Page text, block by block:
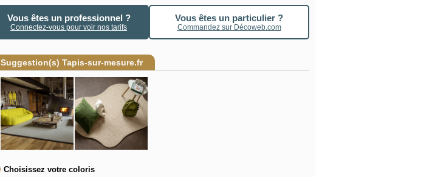
Vous êtes un professionnel ?
Connectez-vous pour voir nos tarifs
Vous êtes un particulier ?
Commandez sur Décoweb.com
Suggestion(s) Tapis-sur-mesure.fr
Choisissez votre coloris